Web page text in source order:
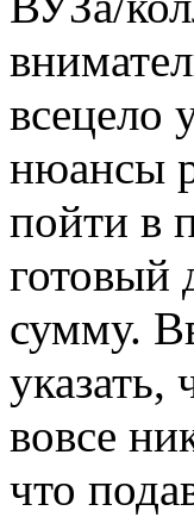
всецело
нюансы
пойти в
готовый
сумму.
указать,
вовсе
что